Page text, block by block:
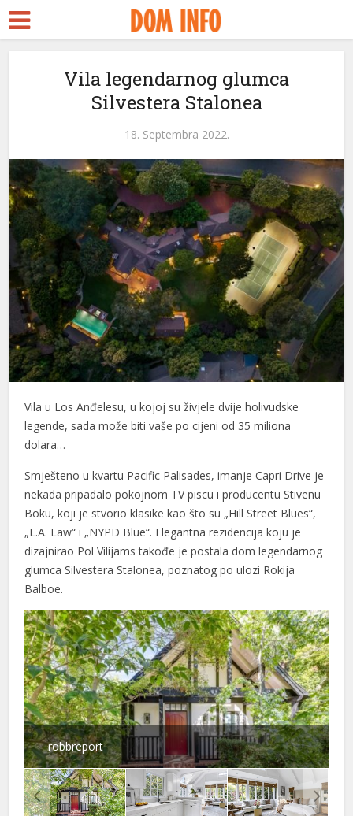
Vila legendarnog glumca
Silvestera Stalonea
18. Septembra 2022.
Vila u Los Anđelesu, u kojoj su živjele dvije holivudske
legende, sada može biti vaše po cijeni od 35 miliona
dolara…
Smješteno u kvartu Pacific Palisades, imanje Capri Drive je
nekada pripadalo pokojnom TV piscu i producentu Stivenu
Boku, koji je stvorio klasike kao što su „Hill Street Blues“,
„L.A. Law“ i „NYPD Blue“. Elegantna rezidencija koju je
dizajnirao Pol Vilijams takođe je postala dom legendarnog
glumca Silvestera Stalonea, poznatog po ulozi Rokija
Balboe.
robbreport